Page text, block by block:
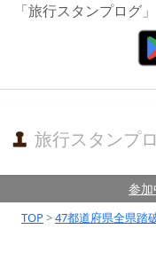
「旅行スタンプログ
旅行スタンプ
参加
TOP>47都道府県全県踏